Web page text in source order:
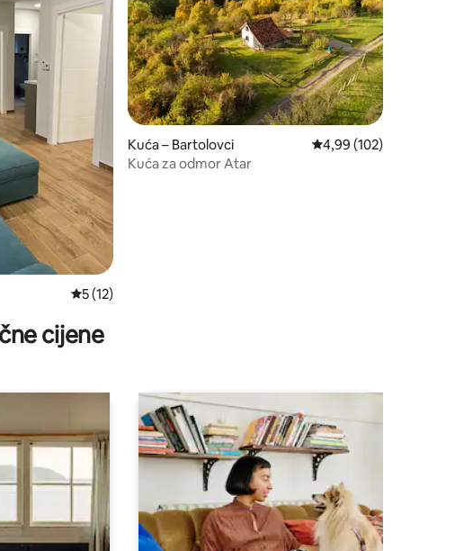
Prosječna ocjena: 5/5, recenzija: 12
5 (12)
Kuća – Bartolovci Prosječna ocjena:
4,99 (102)
Kuća za odmor Atar
cijene